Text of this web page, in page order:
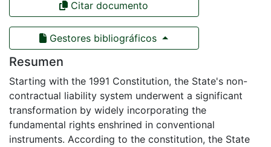
Citar documento
Gestores bibliográficos
Resumen
Starting with the 1991 Constitution, the State's non-
contractual liability system underwent a significant
transformation by widely incorporating the
fundamental rights enshrined in conventional
instruments. According to the constitution, the State